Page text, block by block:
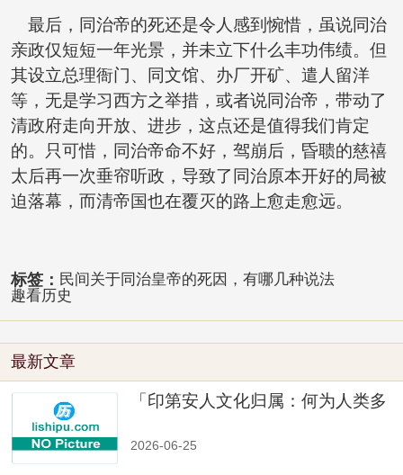
最后，同治帝的死还是令人感到惋惜，虽说同治
亲政仅短短一年光景，并未立下什么丰功伟绩。但
其设立总理衙门、同文馆、办厂开矿、遣人留洋
等，无是学习西方之举措，或者说同治帝，带动了
清政府走向开放、进步，这点还是值得我们肯定
的。只可惜，同治帝命不好，驾崩后，昏聩的慈禧
太后再一次垂帘听政，导致了同治原本开好的局被
迫落幕，而清帝国也在覆灭的路上愈走愈远。
标签： 民间关于同治皇帝的死因，有哪几种说法
趣看历史
最新文章
「印第安人文化归属：何为人类多
2026-06-25